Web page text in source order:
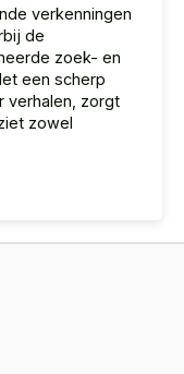
verkenningen
de
zoek- en
een scherp
verhalen, zorgt
zowel